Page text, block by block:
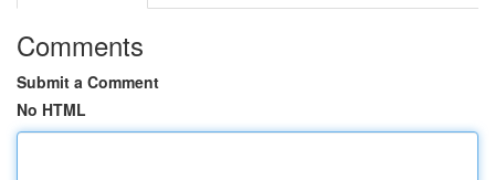
Comments
Submit a Comment
No HTML